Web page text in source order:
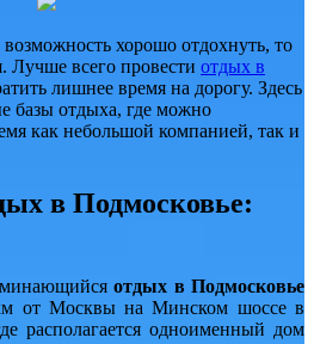
хорошо отдохнуть, то
Лучше всего провести отдых в
лишнее время на дорогу. Здесь
базы отдыха, где можно
как небольшой компанией, так и
в Подмосковье:
отдых в Подмосковье
от Москвы на Минском шоссе в
располагается одноименный дом